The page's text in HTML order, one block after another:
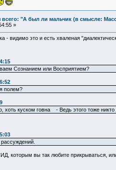
"А был ли мальчик (в смысле:
»
видимо это и есть хваленая
Сознанием или Восприятием?
полем?
хоть куском говна - Ведь этого тоже никто
которым вы так любите прикрываться,